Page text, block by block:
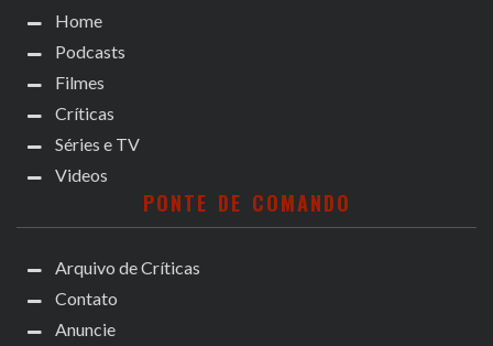
Home
Podcasts
Filmes
Críticas
Séries e TV
Videos
PONTE DE COMANDO
Arquivo de Críticas
Contato
Anuncie